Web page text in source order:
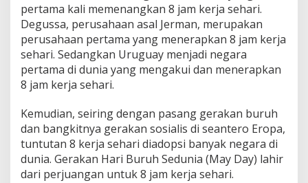
pertama kali memenangkan 8 jam kerja sehari.
Degussa, perusahaan asal Jerman, merupakan
perusahaan pertama yang menerapkan 8 jam kerja
sehari. Sedangkan Uruguay menjadi negara
pertama di dunia yang mengakui dan menerapkan
8 jam kerja sehari.
Kemudian, seiring dengan pasang gerakan buruh
dan bangkitnya gerakan sosialis di seantero Eropa,
tuntutan 8 kerja sehari diadopsi banyak negara di
dunia. Gerakan Hari Buruh Sedunia (May Day) lahir
dari perjuangan untuk 8 jam kerja sehari.